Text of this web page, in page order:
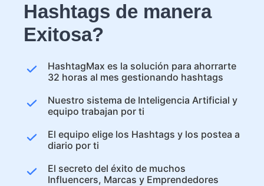
Hashtags de manera
Exitosa?
HashtagMax es la solución para ahorrarte
32 horas al mes gestionando hashtags
Nuestro sistema de Inteligencia Artificial y
equipo trabajan por ti
El equipo elige los Hashtags y los postea a
diario por ti
El secreto del éxito de muchos
Influencers, Marcas y Emprendedores